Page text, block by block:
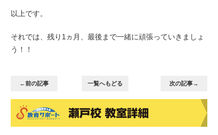
以上です。
それでは、残り1ヵ月、最後まで一緒に頑張っていきましょ
う！！
←前の記事 一覧へもどる 次の記事→